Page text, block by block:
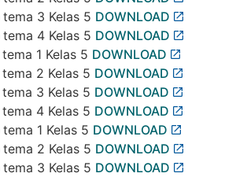
tema 3 Kelas 5 DOWNLOAD
tema 4 Kelas 5 DOWNLOAD
1 Kelas 5 DOWNLOAD
2 Kelas 5 DOWNLOAD
3 Kelas 5 DOWNLOAD
4 Kelas 5 DOWNLOAD
1 Kelas 5 DOWNLOAD
tema 2 Kelas 5 DOWNLOAD
tema 3 Kelas 5 DOWNLOAD